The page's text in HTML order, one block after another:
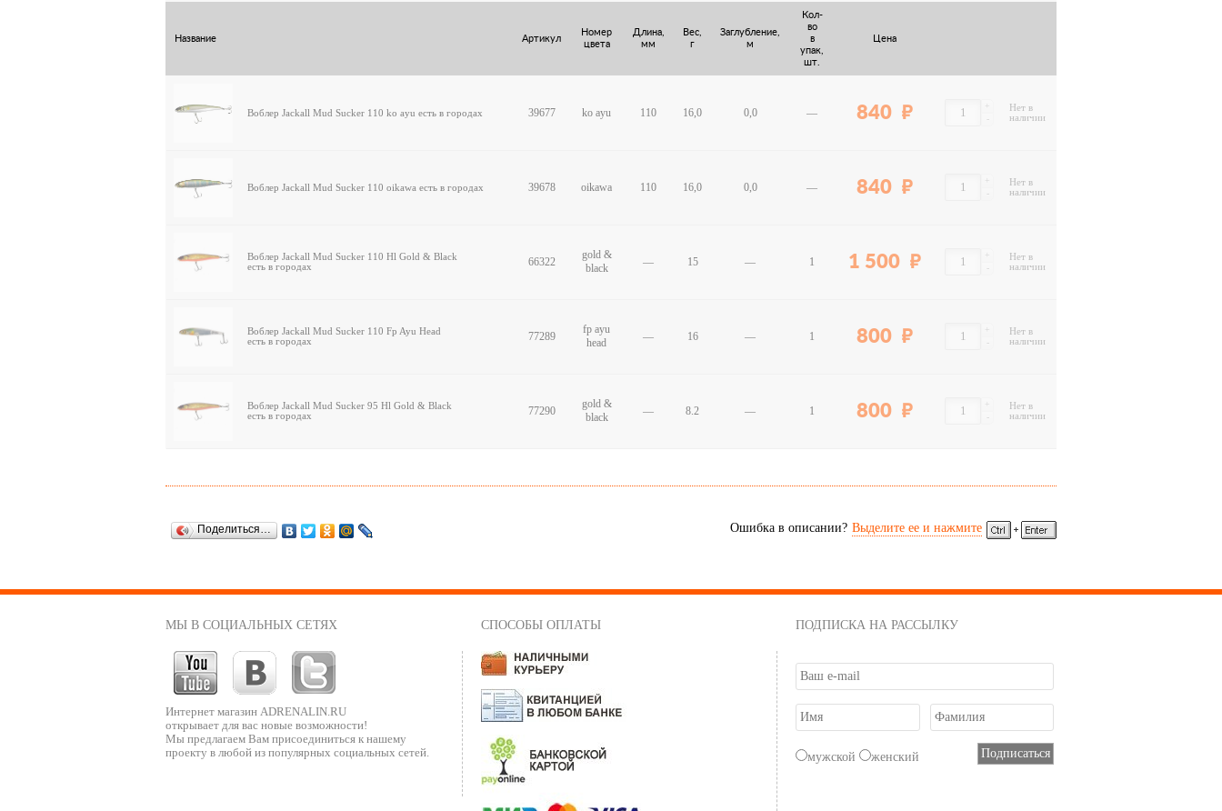
Название Артикул
Номер
цвета
Длина,
мм
Вес,
г
Заглубление,
м
Кол-
во
в
упак,
шт.
Цена
Воблер Jackall Mud Sucker 110 ko ayu есть в городах 39677 ko ayu 110 16,0 0,0 — 840 -
+
Нет в
наличии
Воблер Jackall Mud Sucker 110 oikawa есть в городах 39678 oikawa 110 16,0 0,0 — 840 -
+
Нет в
наличии
Воблер Jackall Mud Sucker 110 Hl Gold & Black
есть в городах
66322
gold &
black
— 15 — 1 1 500 -
+
Нет в
наличии
Воблер Jackall Mud Sucker 110 Fp Ayu Head
есть в городах
77289
fp ayu
head
— 16 — 1 800 -
+
Нет в
наличии
Воблер Jackall Mud Sucker 95 Hl Gold & Black
есть в городах
77290
gold &
black
— 8.2 — 1 800 -
+
Нет в
наличии
Ошибка в описании? Выделите ее и нажмите
Поделиться…
МЫ В СОЦИАЛЬНЫХ СЕТЯХ
Интернет магазин ADRENALIN.RU
открывает для вас новые возможности!
Мы предлагаем Вам присоединиться к нашему
проекту в любой из популярных социальных сетей.
СПОСОБЫ ОПЛАТЫ ПОДПИСКА НА РАССЫЛКУ
мужской женский